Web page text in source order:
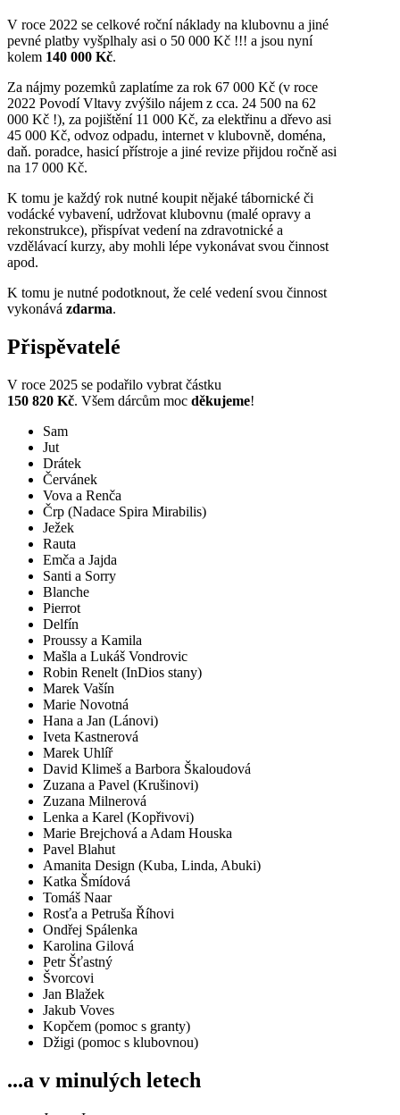
V roce 2022 se celkové roční náklady na klubovnu a jiné
pevné platby vyšplhaly asi o 50 000 Kč !!! a jsou nyní
kolem 140 000 Kč.
Za nájmy pozemků zaplatíme za rok 67 000 Kč (v roce
2022 Povodí Vltavy zvýšilo nájem z cca. 24 500 na 62
000 Kč !), za pojištění 11 000 Kč, za elektřinu a dřevo asi
45 000 Kč, odvoz odpadu, internet v klubovně, doména,
daň. poradce, hasicí přístroje a jiné revize přijdou ročně asi
na 17 000 Kč.
K tomu je každý rok nutné koupit nějaké tábornické či
vodácké vybavení, udržovat klubovnu (malé opravy a
rekonstrukce), přispívat vedení na zdravotnické a
vzdělávací kurzy, aby mohli lépe vykonávat svou činnost
apod.
K tomu je nutné podotknout, že celé vedení svou činnost
vykonává zdarma.
Přispěvatelé
V roce 2025 se podařilo vybrat částku
150 820 Kč. Všem dárcům moc děkujeme!
Sam
Jut
Drátek
Červánek
Vova a Renča
Črp (Nadace Spira Mirabilis)
Ježek
Rauta
Emča a Jajda
Santi a Sorry
Blanche
Pierrot
Delfín
Proussy a Kamila
Mašla a Lukáš Vondrovic
Robin Renelt (InDios stany)
Marek Vašín
Marie Novotná
Hana a Jan (Lánovi)
Iveta Kastnerová
Marek Uhlíř
David Klimeš a Barbora Škaloudová
Zuzana a Pavel (Krušinovi)
Zuzana Milnerová
Lenka a Karel (Kopřivovi)
Marie Brejchová a Adam Houska
Pavel Blahut
Amanita Design (Kuba, Linda, Abuki)
Katka Šmídová
Tomáš Naar
Rosťa a Petruša Říhovi
Ondřej Spálenka
Karolina Gilová
Petr Šťastný
Švorcovi
Jan Blažek
Jakub Voves
Kopčem (pomoc s granty)
Džigi (pomoc s klubovnou)
...a v minulých letech